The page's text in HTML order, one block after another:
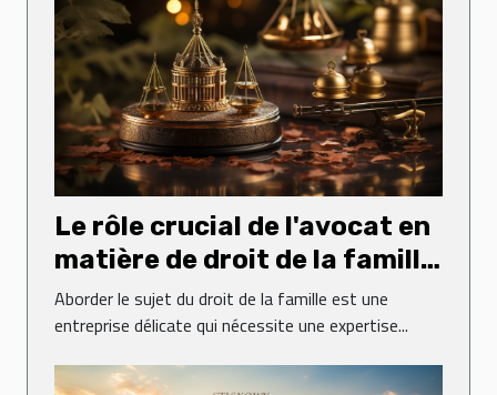
Le rôle crucial de l'avocat en
matière de droit de la famille
: une perspective de l'étude
d'avocats Poitout
Aborder le sujet du droit de la famille est une
entreprise délicate qui nécessite une expertise...